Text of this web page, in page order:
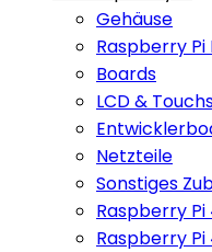
Gehäuse
Raspberry
Boards
LCD &
Netzteile
Sonstiges
Raspberry Pi
Raspberry Pi